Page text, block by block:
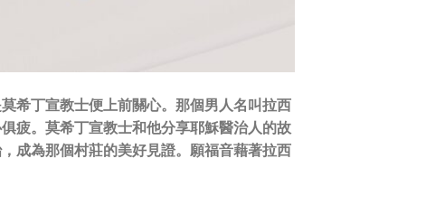
希丁宣教士便上前關心。那個男人名叫拉西
疲。莫希丁宣教士和他分享耶穌醫治人的故
成為那個村莊的美好見證。願福音藉著拉西